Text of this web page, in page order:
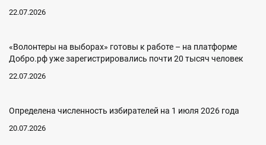
22.07.2026
«Волонтеры на выборах» готовы к работе – на платформе
Добро.рф уже зарегистрировались почти 20 тысяч человек
22.07.2026
Определена численность избирателей на 1 июля 2026 года
20.07.2026